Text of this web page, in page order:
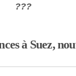
???
à Suez,